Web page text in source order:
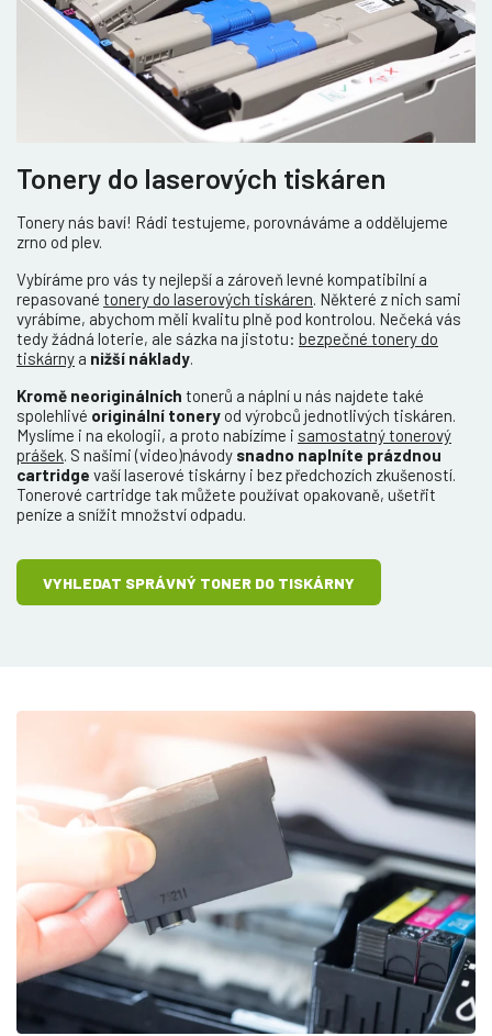
Tonery do laserových tiskáren
Tonery nás baví! Rádi testujeme, porovnáváme a oddělujeme
zrno od plev.
Vybíráme pro vás ty nejlepší a zároveň levné kompatibilní a
repasované tonery do laserových tiskáren. Některé z nich sami
vyrábíme, abychom měli kvalitu plně pod kontrolou. Nečeká vás
tedy žádná loterie, ale sázka na jistotu: bezpečné tonery do
tiskárny a nižší náklady.
Kromě neoriginálních tonerů a náplní u nás najdete také
spolehlivé originální tonery od výrobců jednotlivých tiskáren.
Myslíme i na ekologii, a proto nabízíme i samostatný tonerový
prášek. S našimi (video)návody snadno naplníte prázdnou
cartridge vaší laserové tiskárny i bez předchozích zkušeností.
Tonerové cartridge tak můžete používat opakovaně, ušetřit
peníze a snížit množství odpadu.
VYHLEDAT SPRÁVNÝ TONER DO TISKÁRNY